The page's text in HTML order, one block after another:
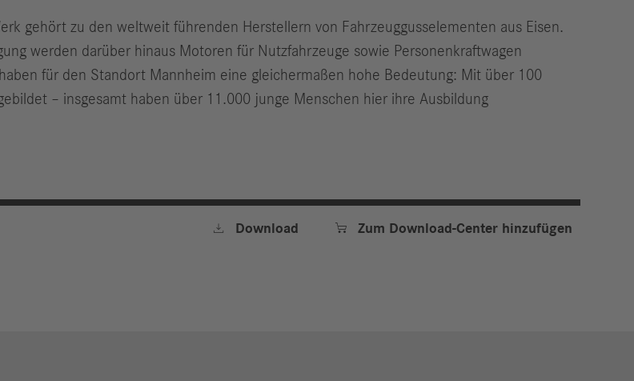
gehört zu den weltweit führenden Herstellern von Fahrzeuggusselementen aus Eisen.
werden darüber hinaus Motoren für Nutzfahrzeuge sowie Personenkraftwagen
für den Standort Mannheim eine gleichermaßen hohe Bedeutung: Mit über 100
– insgesamt haben über 11.000 junge Menschen hier ihre Ausbildung
 Download  Zum Download-Center hinzufügen